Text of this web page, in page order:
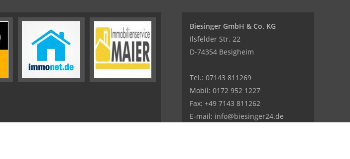
Biesinger GmbH & Co. KG
Ilsfelder Str. 22
D-74354 Besigheim
Tel.: 07143 811269
Mobil: 0172 952 1227
Fax: +49 7143 811262
E-mail: info@biesinger24.de